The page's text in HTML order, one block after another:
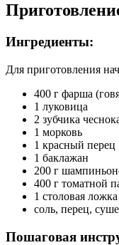
Ингредиенты:
Для приготовления
400 г фарша
1 луковица
2 зубчика
1 морковь
1 красный перец
1 баклажан
200 г
400 г томатной
1 столовая
соль, перец,
Пошаговая